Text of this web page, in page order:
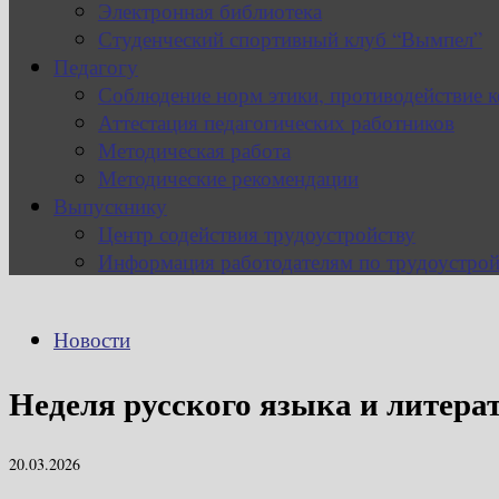
Электронная библиотека
Студенческий спортивный клуб “Вымпел”
Педагогу
Соблюдение норм этики, противодействие
Аттестация педагогических работников
Методическая работа
Методические рекомендации
Выпускнику
Центр содействия трудоустройству
Информация работодателям по
Новости
Неделя русского языка и
20.03.2026